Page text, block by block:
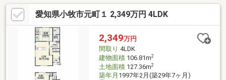
分・小牧中学校 徒歩約27分・名鉄小牧線「小牧」駅 徒歩約12
分・レイモンド小牧保育園 徒歩約4分■中古+リノベーションナ
カジツなら不動産のプロと建築のプロがワンストップで対応する
ので住まいに関することなら全て任せることができます！住宅ロ
ーンのご相談や、現地内覧のご予約等いつでも承っております！
お気軽にお問い合わせくださいませ♪
愛知県小牧市元町１ 2,349万円 4LDK
2,349万円
間取り 4LDK
建物面積106.81m2
土地面積127.36m2
築年月 1997年2月(築29年7ヶ月)